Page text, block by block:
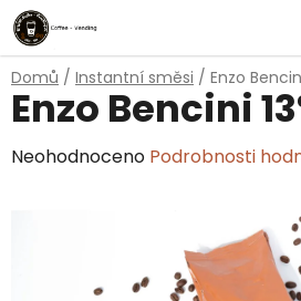
Přejít
na
obsah
Domů / Instantní směsi / Enzo
Enzo Bencini
Průměrné
Neohodnoceno Podrobnosti